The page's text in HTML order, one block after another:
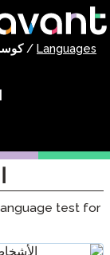
to main content
Languages
/
test for